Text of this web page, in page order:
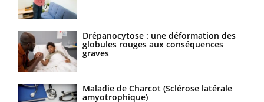
Drépanocytose : une déformation des
globules rouges aux conséquences
graves
Maladie de Charcot (Sclérose latérale
amyotrophique)